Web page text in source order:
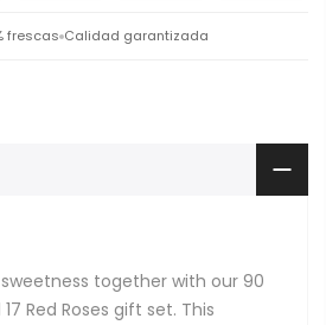
frescas Calidad garantizada
together with our 90
Red Roses gift set. This